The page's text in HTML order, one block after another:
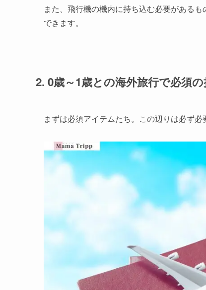
また、飛行機の機内に持ち込む必要がある
できます。
2. 0歳～1歳との海外旅行で必須
まずは必須アイテムたち。この辺りは必ず